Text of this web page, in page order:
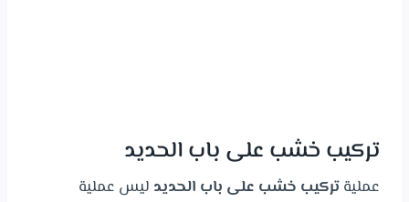
تركيب خشب على باب الحديد
عمليةتركيب خشب على باب الحديد ليس عملية